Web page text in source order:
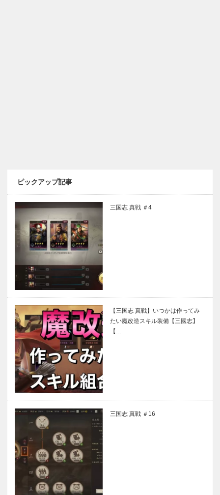
ピックアップ記事
三国志 真戦 ＃4
【三国志 真戦】いつかは作ってみ
たい魔改造スキル装備【三國志】
【…
三国志 真戦 ＃16